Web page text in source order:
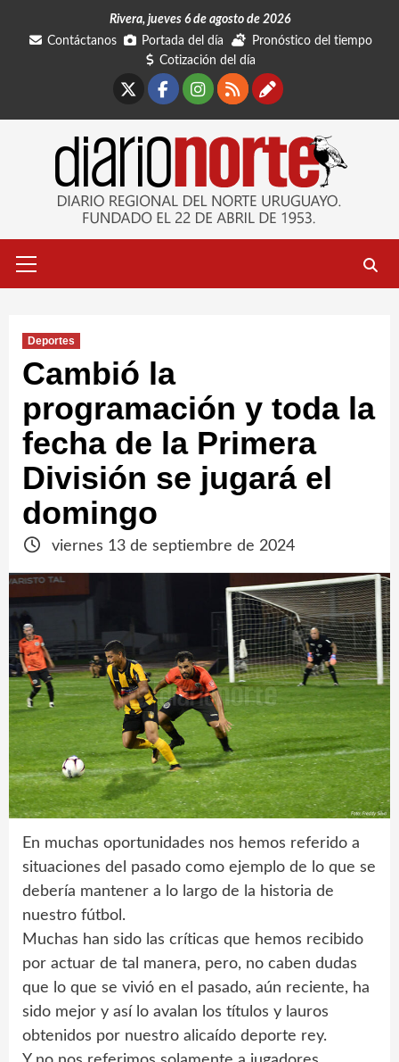
Rivera, jueves 6 de agosto de 2026
Contáctanos
Portada del día
Pronóstico del tiempo
Cotización del día
Facebook
Instagram
RSSContáctanos
primario
Deportes
Cambió la
programación y toda la
fecha de la Primera
División se jugará el
domingo
viernes 13 de septiembre de 2024
En muchas oportunidades nos hemos referido a
situaciones del pasado como ejemplo de lo que se
debería mantener a lo largo de la historia de
nuestro fútbol.
Muchas han sido las críticas que hemos recibido
por actuar de tal manera, pero, no caben dudas
que lo que se vivió en el pasado, aún reciente, ha
sido mejor y así lo avalan los títulos y lauros
obtenidos por nuestro alicaído deporte rey.